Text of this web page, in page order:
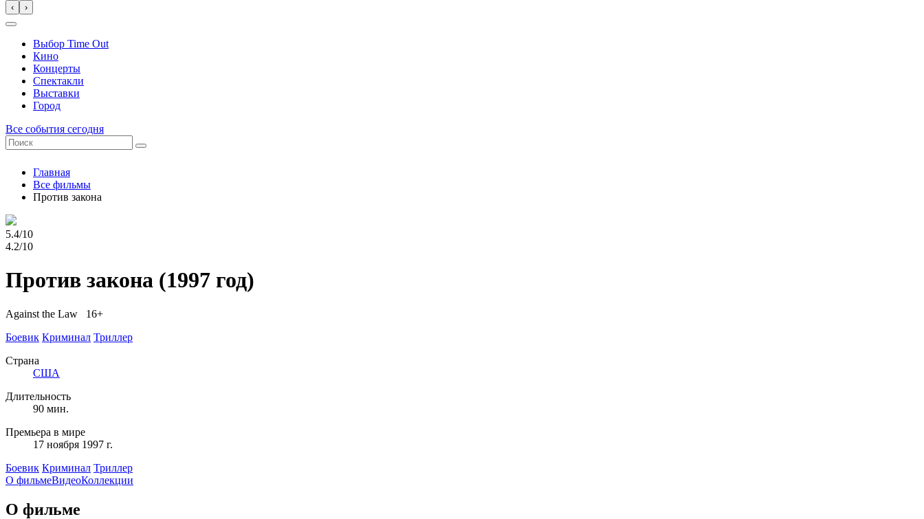
‹ ›
Выбор Time Out
Кино
Концерты
Спектакли
Выставки
Город
Все события сегодня
Главная
Все фильмы
Против закона
5.4/10
4.2/10
Против закона (1997 год)
Against the Law 16+
Боевик Криминал Триллер
Страна
США
Длительность
90 мин.
Премьера в мире
17 ноября 1997 г.
Боевик Криминал Триллер
О фильмеВидеоКоллекции
О фильме